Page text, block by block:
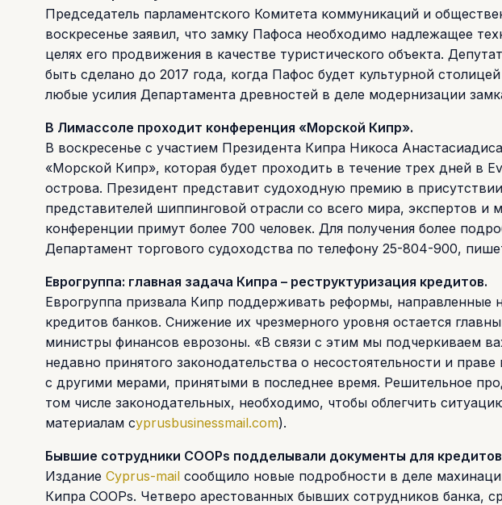
Председатель парламентского Комитета коммуникаций и
воскресенье заявил, что замку Пафоса необходимо надлежащее
целях его продвижения в качестве туристического объекта.
быть сделано до 2017 года, когда Пафос будет культурной
любые усилия Департамента древностей в деле модернизации
В Лимассоле проходит конференция «Морской Кипр».
В воскресенье с участием Президента Кипра Никоса
«Морской Кипр», которая будет проходить в течение трех дней в
острова. Президент представит судоходную премию в
представителей шиппинговой отрасли со всего мира, экспертов и
конференции примут более 700 человек. Для получения более
Департамент торгового судоходства по телефону 25-804-900,
Еврогруппа: главная задача Кипра – реструктуризация кредитов.
Еврогруппа призвала Кипр поддерживать реформы, направленные
кредитов банков. Снижение их чрезмерного уровня остается
министры финансов еврозоны. «В связи с этим мы подчеркиваем
недавно принятого законодательства о несостоятельности и
с другими мерами, принятыми в последнее время. Решительное
том числе законодательных, необходимо, чтобы облегчить
материалам cyprusbusinessmail.com).
Бывшие сотрудники COOPs подделывали документы для
Издание Сyprus-mail сообщило новые подробности в деле
Кипра COOPs. Четверо арестованных бывших сотрудников банка,